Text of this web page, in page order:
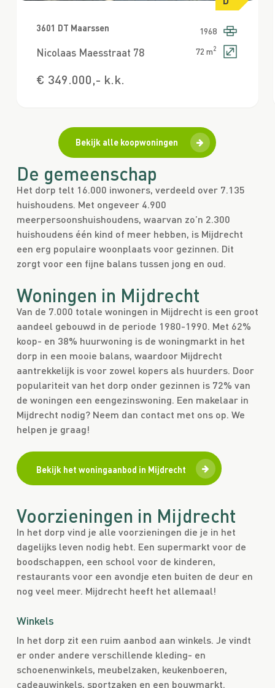
3601 DT Maarssen
Nicolaas Maesstraat 78
€ 349.000,- k.k.
1968
72 m2
Bekijk alle koopwoningen
De gemeenschap
Het dorp telt 16.000 inwoners, verdeeld over 7.135
huishoudens. Met ongeveer 4.900
meerpersoonshuishoudens, waarvan zo’n 2.300
huishoudens één kind of meer hebben, is Mijdrecht
een erg populaire woonplaats voor gezinnen. Dit
zorgt voor een fijne balans tussen jong en oud.
Woningen in Mijdrecht
Van de 7.000 totale woningen in Mijdrecht is een groot
aandeel gebouwd in de periode 1980-1990. Met 62%
koop- en 38% huurwoning is de woningmarkt in het
dorp in een mooie balans, waardoor Mijdrecht
aantrekkelijk is voor zowel kopers als huurders. Door
populariteit van het dorp onder gezinnen is 72% van
de woningen een eengezinswoning. Een makelaar in
Mijdrecht nodig? Neem dan contact met ons op. We
helpen je graag!
Bekijk het woningaanbod in Mijdrecht
Voorzieningen in Mijdrecht
In het dorp vind je alle voorzieningen die je in het
dagelijks leven nodig hebt. Een supermarkt voor de
boodschappen, een school voor de kinderen,
restaurants voor een avondje eten buiten de deur en
nog veel meer. Mijdrecht heeft het allemaal!
Winkels
In het dorp zit een ruim aanbod aan winkels. Je vindt
er onder andere verschillende kleding- en
schoenenwinkels, meubelzaken, keukenboeren,
cadeauwinkels, sportzaken en een bouwmarkt.